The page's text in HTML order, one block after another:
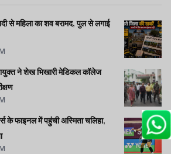
से महिला का शव बरामद, पुल से लगाई
ने शेख भिखारी मेडिकल कॉलेज
के फाइनल में पहुंची अस्मिता चलिहा,